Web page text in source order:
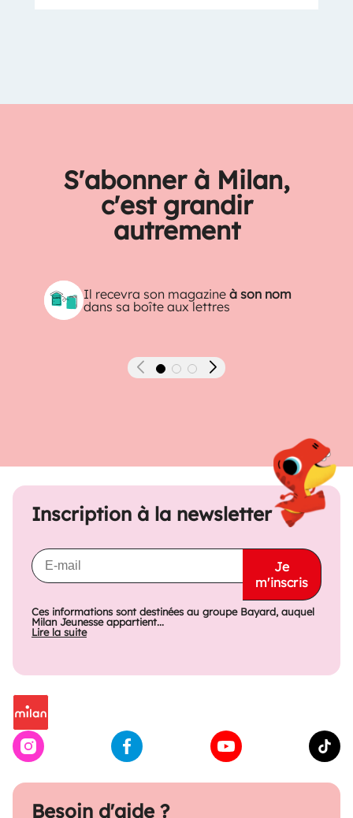
S'abonner à Milan,
c'est grandir
autrement
Il recevra son magazineà son nom
dans sa boîte aux lettres
Précédent Suivant
Besoin d'aide ?
Inscription à la newsletter
Je
m'inscris
Ces informations sont destinées au groupe Bayard, auquel
Milan Jeunesse appartient...
Lire la suite